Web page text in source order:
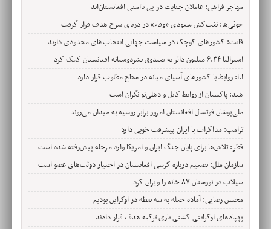
مهاجر فراهی: عاملان جنایت در پی ناامنی افغانستان‌اند
حوثی‌ها: نفت‌کش سعودی «وفاء» در دریای سرخ هدف قرار گرفت
قانت: کشورهای کوچک در سیاست جهانی انتخاب‌های محدودی دارند
استرالیا ۶.۳۴ میلیون دالر به صندوق بشردوستانه افغانستان کمک کرد
ا.ا: روابط با کشورهای آسیای میانه در سطح مطلوب قرار دارد
هند: پاکستان از روابط کابل و دهلی‌نو نگران است
ملی‌پوشان فوتسال افغانستان امروز برابر روسیه به میدان می‌روند
ترامپ: مذاکرات با ایران پیشرفت خوبی دارد
قطر: تلاش‌ها برای پایان جنگ ایران و امریکا وارد مرحله پیش‌رفته شده است
سازمان ملل: تصمیم درباره کرسی افغانستان در اختیار دولت‌های عضو است
سیلاب در نورستان ۸۷ خانه را ویران کرد
محسن رضایی: آماده حمله به سه نقطه در اوکراین بودیم
پهپادهای اوکراینی کشتی باری ترکیه هدف قرار دادند